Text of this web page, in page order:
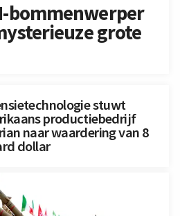
bommenwerper
grote
stuwt
productiebedrijf
naar waardering van 8
dollar